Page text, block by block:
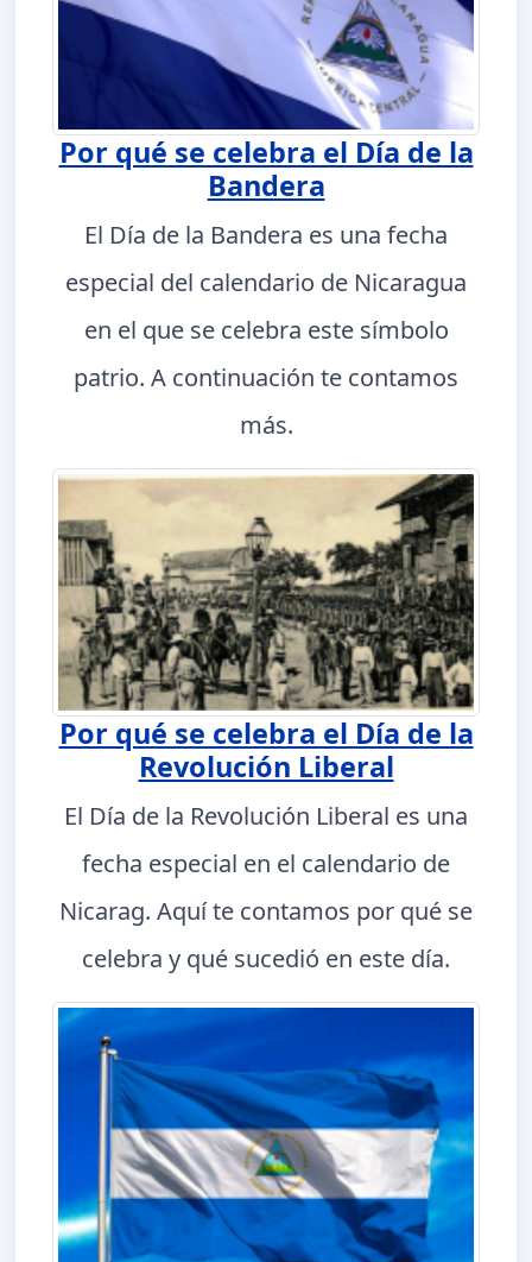
Por qué se celebra el Día de la
Bandera
El Día de la Bandera es una fecha
especial del calendario de Nicaragua
en el que se celebra este símbolo
patrio. A continuación te contamos
más.
Por qué se celebra el Día de la
Revolución Liberal
El Día de la Revolución Liberal es una
fecha especial en el calendario de
Nicarag. Aquí te contamos por qué se
celebra y qué sucedió en este día.